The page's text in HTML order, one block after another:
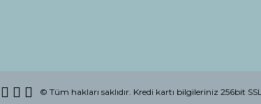
© Tüm hakları saklıdır. Kredi kartı bilgileriniz 256bit